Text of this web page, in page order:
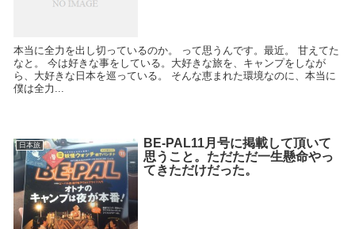
本当に全力を出し切っているのか。 って思うんです。最近。 甘えてた
なと。 今は好きな事をしている。大好きな旅を、キャンプをしなが
ら、大好きな日本を巡っている。 そんな恵まれた環境なのに、本当に
僕は全力...
日本旅
BE-PAL11月号に掲載して頂いて
思うこと。ただただ一生懸命やっ
てきただけだった。